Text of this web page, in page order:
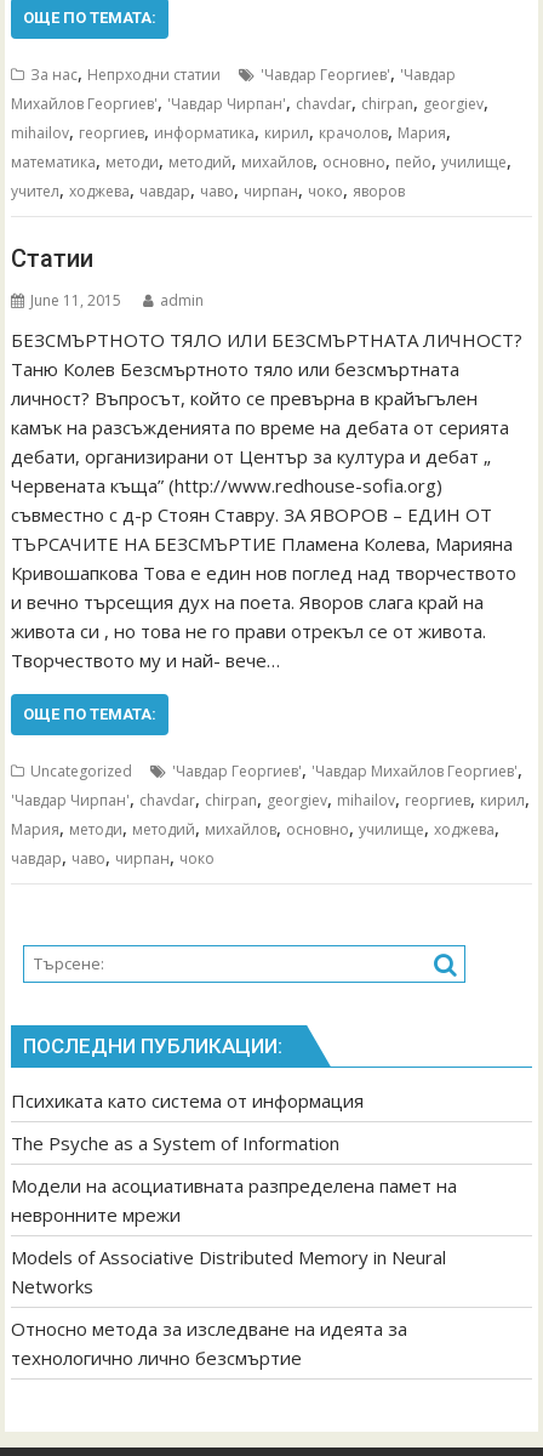
ОЩЕ ПО ТЕМАТА:
За нас, Непрходни статии 'Чавдар Георгиев', 'Чавдар
Михайлов Георгиев', 'Чавдар Чирпан', chavdar, chirpan, georgiev,
mihailov, георгиев, информатика, кирил, крачолов, Мария,
математика, методи, методий, михайлов, основно, пейо,училище,
учител,ходжева, чавдар, чаво, чирпан, чоко, яворов
Статии
June 11, 2015 admin
БЕЗСМЪРТНОТО ТЯЛО ИЛИ БЕЗСМЪРТНАТА ЛИЧНОСТ?
Таню Колев Безсмъртното тяло или безсмъртната
личност? Въпросът, който се превърна в крайъгълен
камък на разсъжденията по време на дебата от серията
дебати, организирани от Център за култура и дебат „
Червената къща” (http://www.redhouse-sofia.org)
съвместно с д-р Стоян Ставру. ЗА ЯВОРОВ – ЕДИН ОТ
ТЪРСАЧИТЕ НА БЕЗСМЪРТИЕ Пламена Колева, Марияна
Кривошапкова Това е един нов поглед над творчеството
и вечно търсещия дух на поета. Яворов слага край на
живота си , но това не го прави отрекъл се от живота.
Творчеството му и най- вече…
ОЩЕ ПО ТЕМАТА:
Uncategorized 'Чавдар Георгиев', 'Чавдар Михайлов Георгиев',
'Чавдар Чирпан', chavdar, chirpan, georgiev, mihailov, георгиев, кирил,
Мария, методи, методий, михайлов, основно,училище,ходжева,
чавдар, чаво, чирпан, чоко
ПОСЛЕДНИ ПУБЛИКАЦИИ:
Психиката като система от информация
The Psyche as a System of Information
Модели на асоциативната разпределена памет на
невронните мрежи
Models of Associative Distributed Memory in Neural
Networks
Относно метода за изследване на идеята за
технологично лично безсмъртие